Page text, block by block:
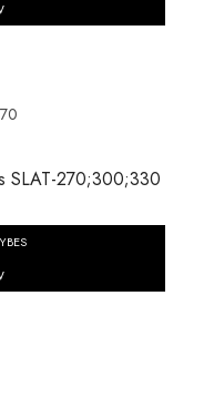
SLAT-270;300;330